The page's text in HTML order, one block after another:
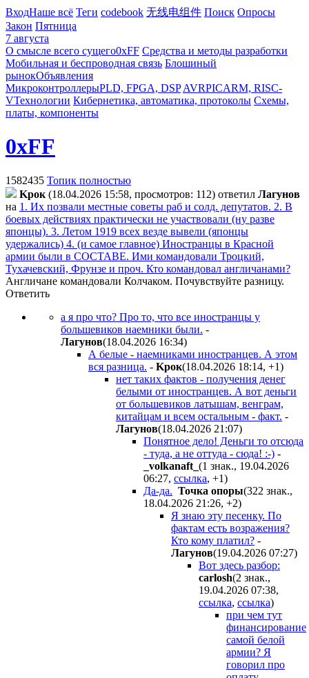
ВходНаше всё Теги codebook 无线电组件 Поиск Опросы
Закон Пятница
7 августа
О смысле всего сущего0xFF Средства и методы разработки
Мобильная и беспроводная связь Блошиный
рынокОбъявления
МикроконтроллерыPLD, FPGA, DSP AVRPICARM, RISC-
VТехнологии Кибернетика, автоматика, протоколы Схемы,
платы, компоненты
0xFF
1582435 Топик полностью
Kpoк (18.04.2026 15:58, просмотров: 112) ответил Лaгyнoв
на 1. Их позвали местные советы раб и солд. депутатов. 2. В
боевых действиях практически не участвовали (ну разве
японцы). 3. Летом 1919 всех везде вывели (японцы
удержались) 4. (и самое главное) Иностранцы в Красной
армии были в СОСТАВЕ. Ими командовали Троцкий,
Тухачевский, Фрунзе и проч. Кто командовал англичанами?
Англичане командовали Колчаком. Почувствуйте разницу.
Ответить
а я про что? Про то, что все иностранцы у
большевиков наемники были. -
Лaгyнoв(18.04.2026 16:34)
А белые - наемниками иностранцев. А этом
вся разница. - Kpoк(18.04.2026 18:14, +1)
нет таких фактов - получения денег
белыми от иностранцев. А вот деньги
от большевиков латышам, венграм,
китайцам и всем остальным - факт. -
Лaгyнoв(18.04.2026 21:07)
Понятное дело! Деньги то отсюда
- туда, а не оттуда - сюда! :-) -
_volkanaft_ (1 знак., 19.04.2026
06:27, ссылка, +1)
Да-да. Toчкa oпopы(322 знак.,
18.04.2026 21:26, +2)
Я знаю эту песенку. По
фактам есть возражения?
Кто кому платил? -
Лaгyнoв(19.04.2026 07:27)
Вот здесь разбор:
carlosh(2 знак.,
19.04.2026 07:38,
ссылка, ссылка)
при чем тут
финансирование
самой белой
армии? Я
говорил про